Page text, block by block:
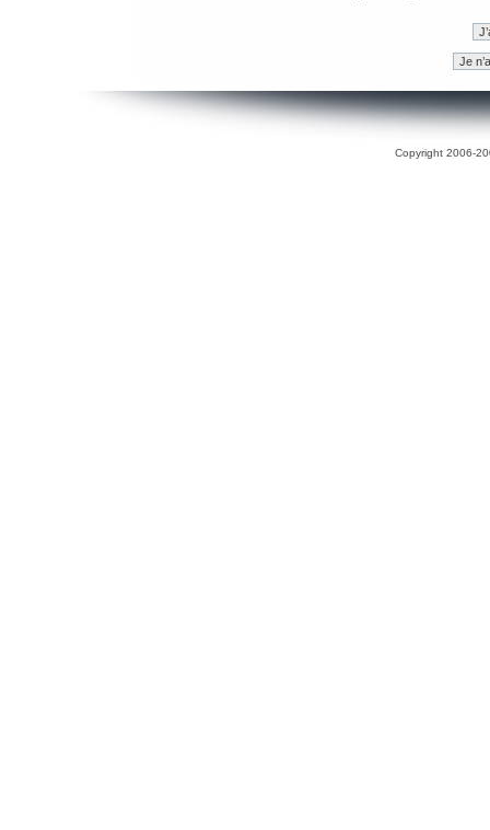
Copyright 2006-